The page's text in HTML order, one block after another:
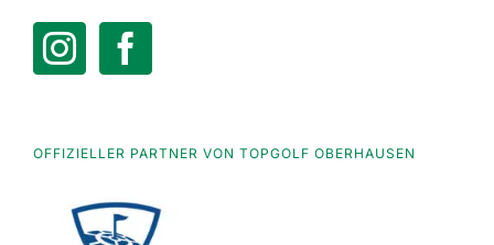
OFFIZIELLER PARTNER VON TOPGOLF OBERHAUSEN